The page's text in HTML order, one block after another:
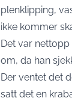
plenklipping,
ikke kommer
Det var
om, da han
Der ventet det
satt det en